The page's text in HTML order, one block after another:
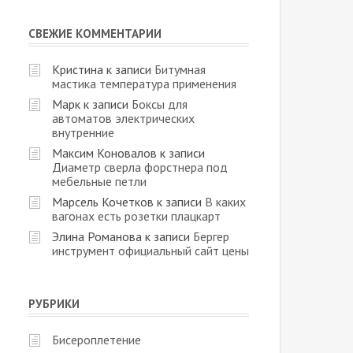
СВЕЖИЕ КОММЕНТАРИИ
Кристина к записи Битумная
мастика температура применения
Марк к записи Боксы для
автоматов электрических
внутренние
Максим Коновалов к записи
Диаметр сверла форстнера под
мебельные петли
Марсель Кочетков к записи В каких
вагонах есть розетки плацкарт
Элина Романова к записи Бергер
инструмент официальный сайт цены
РУБРИКИ
Бисероплетение